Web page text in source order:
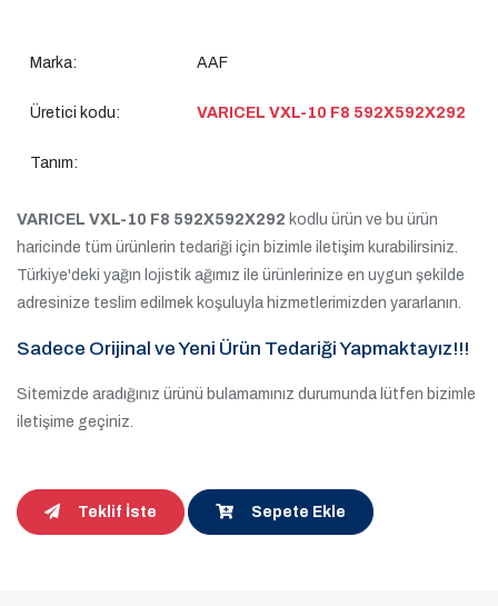
Marka: AAF
Üretici kodu: VARICEL VXL-10 F8 592X592X292
Tanım:
VARICEL VXL-10 F8 592X592X292 kodlu ürün ve bu ürün
haricinde tüm ürünlerin tedariği için bizimle iletişim kurabilirsiniz.
Türkiye'deki yağın lojistik ağımız ile ürünlerinize en uygun şekilde
adresinize teslim edilmek koşuluyla hizmetlerimizden yararlanın.
Sadece Orijinal ve Yeni Ürün Tedariği Yapmaktayız!!!
Sitemizde aradığınız ürünü bulamamınız durumunda lütfen bizimle
iletişime geçiniz.
Teklif İste Sepete Ekle